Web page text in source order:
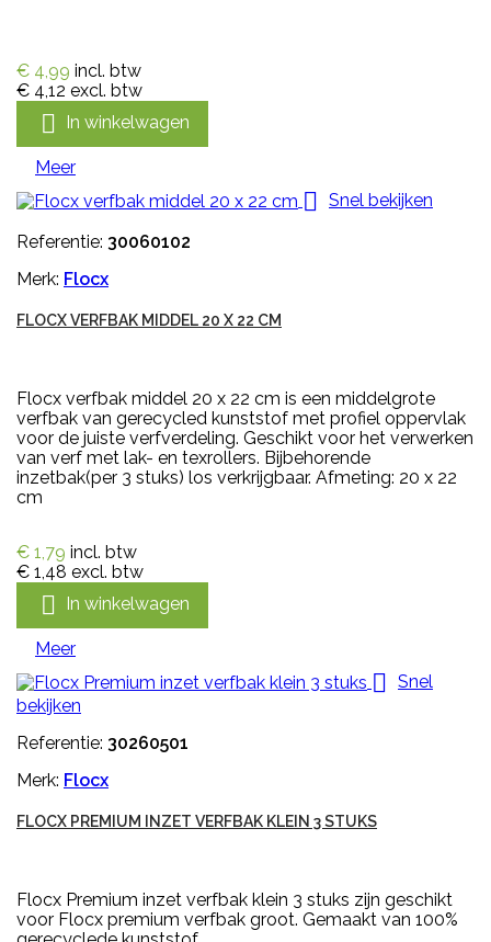
€ 4,99 incl. btw
€ 4,12 excl. btw
 In winkelwagen
Meer
 Snel bekijken
Referentie: 30060102
Merk: Flocx
FLOCX VERFBAK MIDDEL 20 X 22 CM
Flocx verfbak middel 20 x 22 cm is een middelgrote
verfbak van gerecycled kunststof met profiel oppervlak
voor de juiste verfverdeling. Geschikt voor het verwerken
van verf met lak- en texrollers. Bijbehorende
inzetbak(per 3 stuks) los verkrijgbaar. Afmeting: 20 x 22
cm
€ 1,79 incl. btw
€ 1,48 excl. btw
 In winkelwagen
Meer
 Snel
bekijken
Referentie: 30260501
Merk: Flocx
FLOCX PREMIUM INZET VERFBAK KLEIN 3 STUKS
Flocx Premium inzet verfbak klein 3 stuks zijn geschikt
voor Flocx premium verfbak groot. Gemaakt van 100%